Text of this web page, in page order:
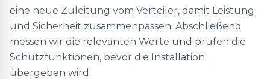
eine neue Zuleitung vom Verteiler, damit Leistung
und Sicherheit zusammenpassen. Abschließend
messen wir die relevanten Werte und prüfen die
Schutzfunktionen, bevor die Installation
übergeben wird.